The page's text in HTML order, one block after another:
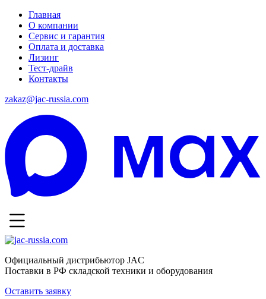
Главная
О компании
Сервис и гарантия
Оплата и доставка
Лизинг
Тест-драйв
Контакты
zakaz@jac-russia.com
Официальный дистрибьютор JAC
Поставки в РФ складской техники и оборудования
Оставить заявку